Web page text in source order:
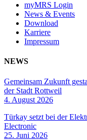
myMRS Login
News & Events
Download
Karriere
Impressum
NEWS
Gemeinsam Zukunft
der Stadt Rottweil
4. August 2026
Türkay setzt bei der
Electronic
25. Juni 2026